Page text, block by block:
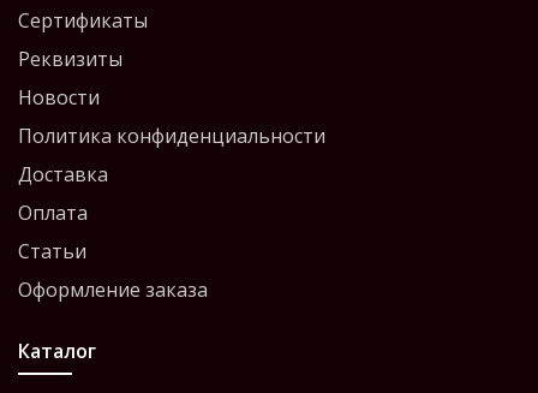
Сертификаты
Реквизиты
Новости
Политика конфиденциальности
Доставка
Оплата
Статьи
Оформление заказа
Каталог